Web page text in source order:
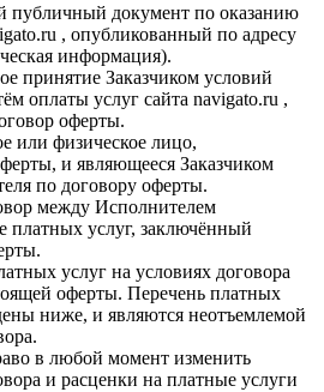
публичный документ по оказанию
, опубликованный по адресу
информация).
принятие Заказчиком условий
оплаты услуг сайта navigato.ru ,
оферты.
или физическое лицо,
и являющееся Заказчиком
по договору оферты.
между Исполнителем
платных услуг, заключённый
услуг на условиях договора
оферты. Перечень платных
ниже, и являются неотъемлемой
в любой момент изменить
и расценки на платные услуги